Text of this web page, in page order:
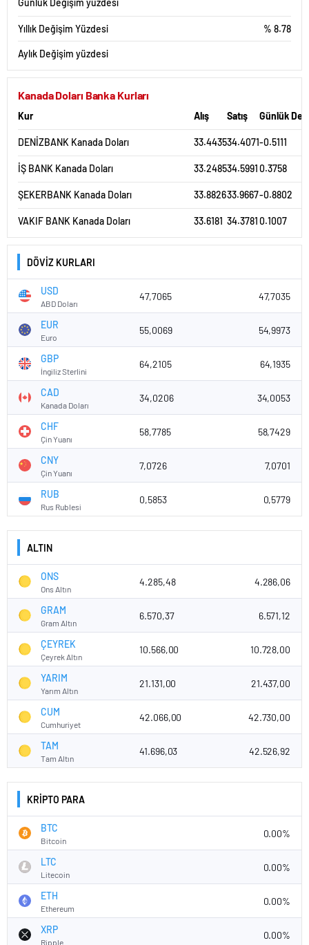
Günlük Değişim yüzdesi
Yıllık Değişim Yüzdesi % 8.78
Aylık Değişim yüzdesi
Kanada Doları Banka Kurları
Kur Alış Satış Günlük
DENİZBANK Kanada Doları 33.443534.4071-0.5111
İŞ BANK Kanada Doları 33.248534.59910.3758
ŞEKERBANK Kanada Doları 33.882633.9667-0.8802
VAKIF BANK Kanada Doları 33.6181 34.37810.1007
DÖVİZ KURLARI
USD
ABD Doları
47,7065 47,7035
EUR
Euro
55,0069 54,9973
GBP
İngiliz Sterlini
64,2105 64,1935
CAD
Kanada Doları
34,0206 34,0053
CHF
Çin Yuanı
58,7785 58,7429
CNY
Çin Yuanı
7,0726 7,0701
RUB
Rus Rublesi
0,5853 0,5779
ALTIN
ONS
Ons Altın
4.285,48 4.286,06
GRAM
Gram Altın
6.570,37 6.571,12
ÇEYREK
Çeyrek Altın
10.566,00 10.728,00
YARIM
Yarım Altın
21.131,00 21.437,00
CUM
Cumhuriyet
42.066,00 42.730,00
TAM
Tam Altın
41.696,03 42.526,92
KRİPTO PARA
BTC
Bitcoin
0.00%
LTC
Litecoin
0.00%
ETH
Ethereum
0.00%
XRP
Ripple
0.00%